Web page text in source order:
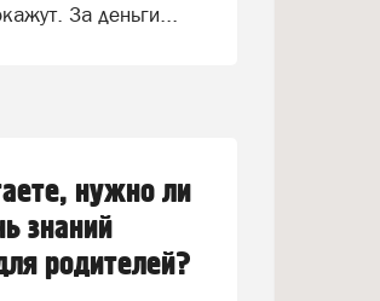
За деньги...
нужно ли
знаний
родителей?